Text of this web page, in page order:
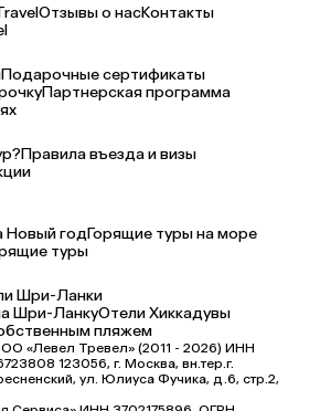
Отзывы о насКонтакты
Подарочные сертификаты
Партнерская программа
Правила въезда и визы
Новый годГорящие туры на море
туры
Шри-Ланки
Шри-ЛанкуОтели Хиккадувы
пляжем
«Левел Тревел» (2011 - 2026) ИНН
123056, г. Москва, вн.тер.г.
ул. Юлиуса Фучика, д.6, стр.2,